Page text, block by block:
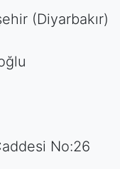
(Diyarbakır)
No:26